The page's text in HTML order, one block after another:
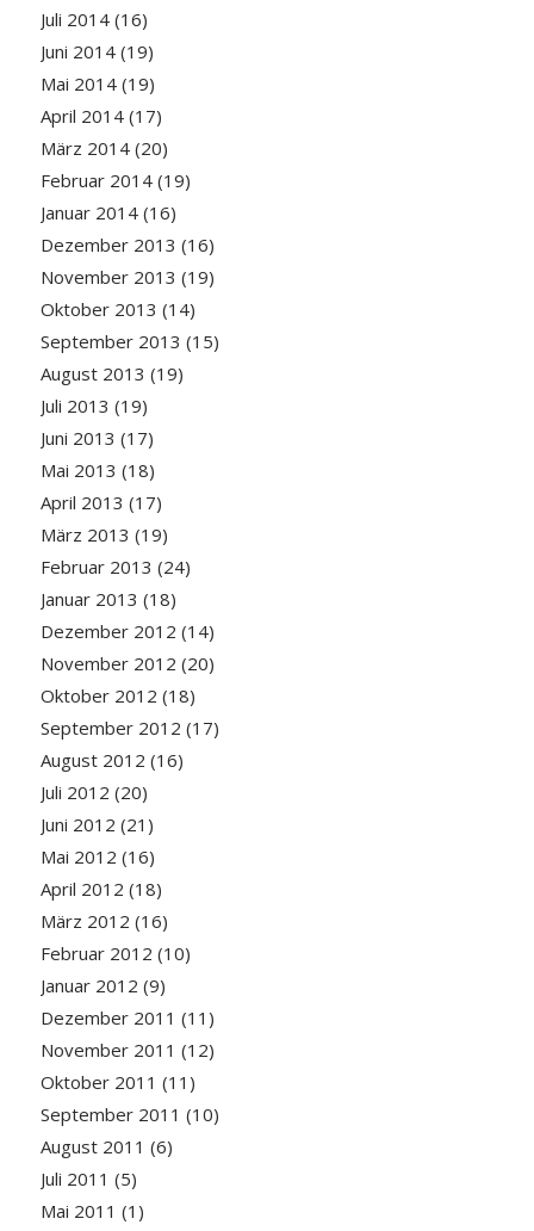
Juli 2014(16)
Juni 2014(19)
Mai 2014(19)
April 2014(17)
März 2014(20)
Februar 2014(19)
Januar 2014(16)
Dezember 2013 (16)
November 2013 (19)
Oktober 2013 (14)
September 2013 (15)
August 2013 (19)
Juli 2013 (19)
Juni 2013 (17)
Mai 2013 (18)
April 2013 (17)
März 2013 (19)
Februar 2013 (24)
Januar 2013 (18)
Dezember 2012 (14)
November 2012 (20)
Oktober 2012 (18)
September 2012 (17)
August 2012 (16)
Juli 2012 (20)
Juni 2012 (21)
Mai 2012 (16)
April 2012 (18)
März 2012 (16)
Februar 2012 (10)
Januar 2012 (9)
Dezember 2011 (11)
November 2011 (12)
Oktober 2011 (11)
September 2011 (10)
August 2011 (6)
Juli 2011 (5)
Mai 2011 (1)